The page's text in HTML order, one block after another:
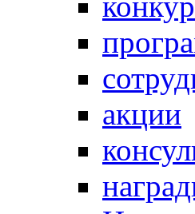
акции